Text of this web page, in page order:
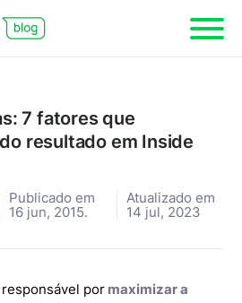
7 fatores que
resultado em Inside
Publicado em
16 jun, 2015.
Atualizado em
14 jul, 2023
por maximizar a